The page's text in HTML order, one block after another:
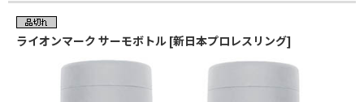
ライオンマーク サーモボトル [新日本プロレスリング]